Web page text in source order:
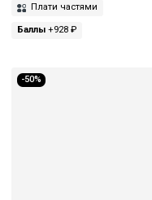
Плати частями
Баллы +928 ₽
-50%